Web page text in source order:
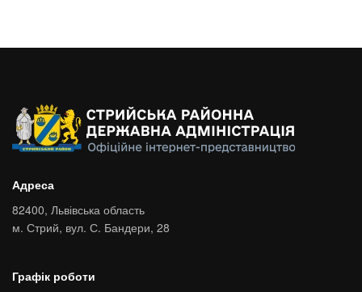
Адреса
82400, Львівська область
м. Стрий, вул. С. Бандери, 28
Графік роботи